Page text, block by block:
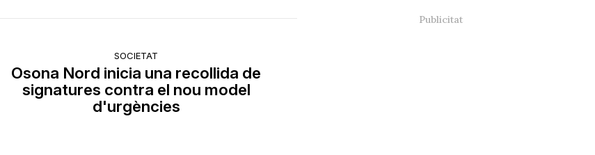
SOCIETAT
Osona Nord inicia una recollida de
signatures contra el nou model
d'urgències